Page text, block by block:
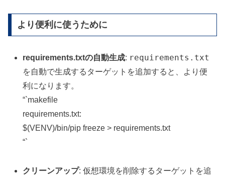
より便利に使うために
requirements.txtの自動生成: requirements.txt
を自動で生成するターゲットを追加すると、より便
利になります。
“`makefile
requirements.txt:
$(VENV)/bin/pip freeze > requirements.txt
“`
クリーンアップ: 仮想環境を削除するターゲットを追